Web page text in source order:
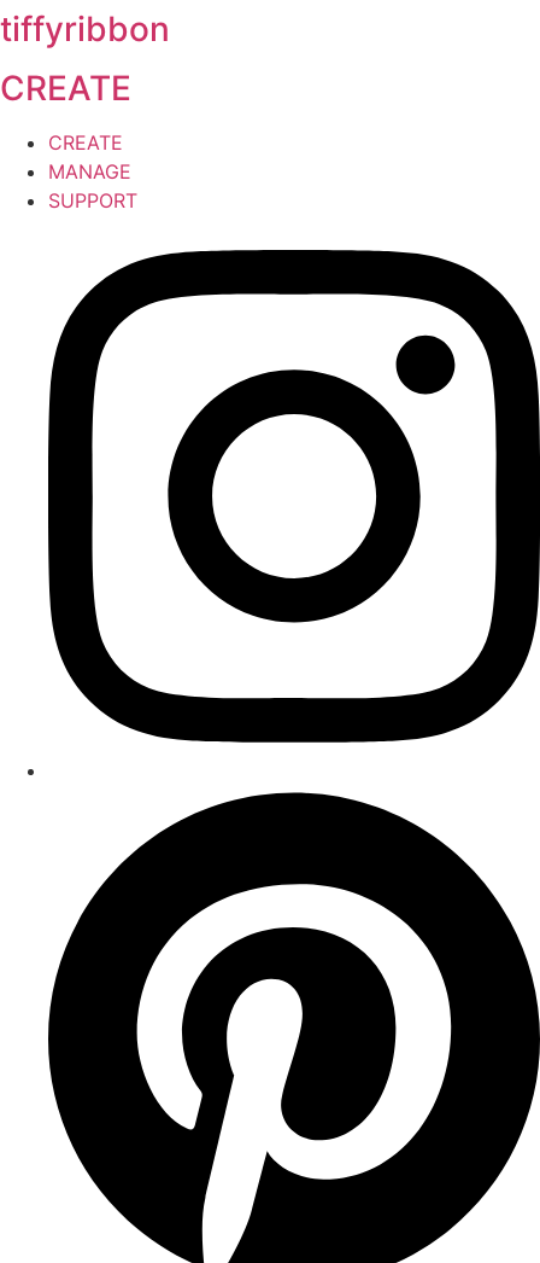
Zum
Inhalt
wechseln
tiffyribbon
CREATE
CREATE
MANAGE
SUPPORT